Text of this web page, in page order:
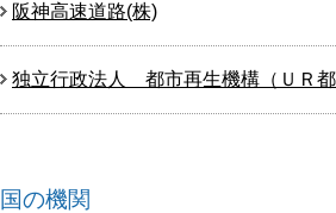
阪神高速道路(株)
独立行政法人 都市再生機構（ＵＲ都
国の機関